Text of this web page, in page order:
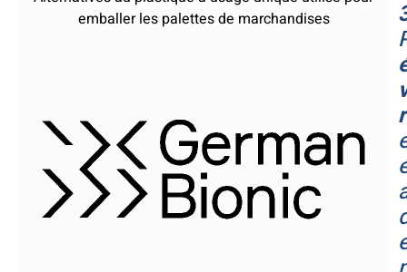
emballer les palettes de marchandises